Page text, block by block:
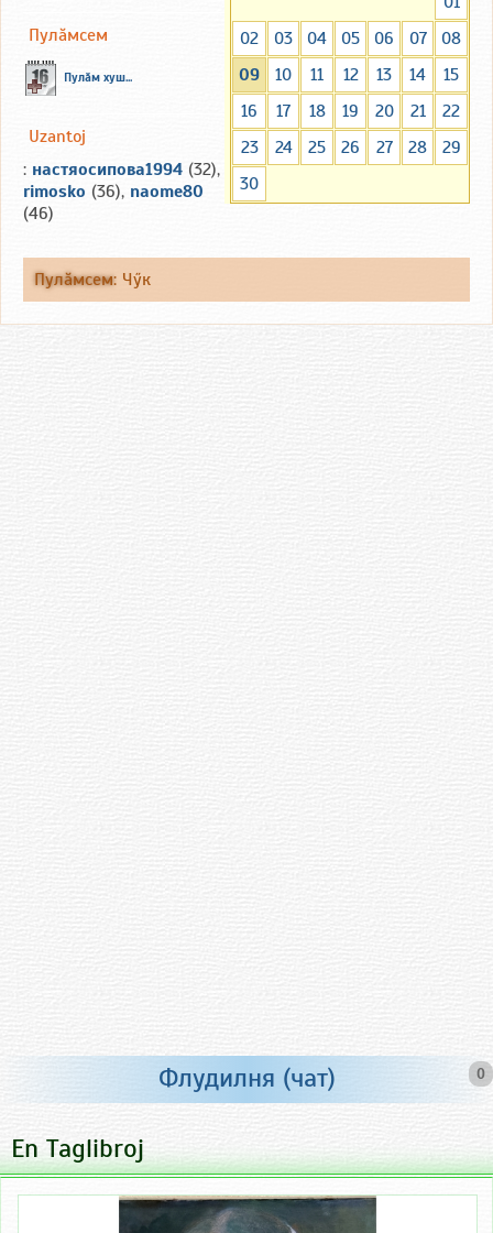
02
03 04 05 06 07
08
09
10 11 12 13 14
15
16
17 18 19 20 21
22
23
24 25 26 27 28
29
30
Пулăмсем
Пулăм хуш...
Uzantoj
: настяосипова1994 (32),
rimosko (36), naome80
(46)
Пулăмсем: Чӳк
0
Флудилня (чат)
En Taglibroj